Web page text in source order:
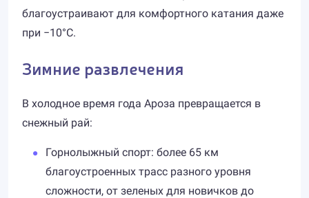
благоустраивают для комфортного катания даже
при −10°C.
Зимние развлечения
В холодное время года Ароза превращается в
снежный рай:
Горнолыжный спорт: более 65 км
благоустроенных трасс разного уровня
сложности, от зеленых для новичков до